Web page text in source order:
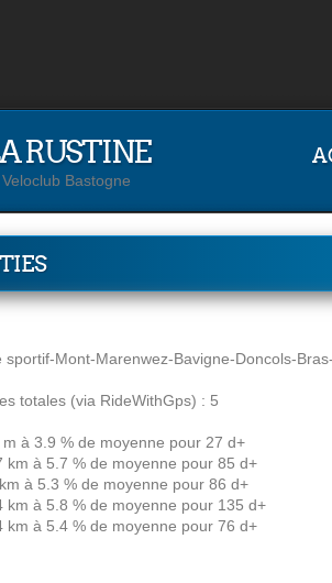
RUSTINE
Veloclub Bastogne
sportif-Mont-Marenwez-Bavigne-Doncols-
totales (via RideWithGps) : 5
m à 3.9 % de moyenne pour 27 d+
km à 5.7 % de moyenne pour 85 d+
à 5.3 % de moyenne pour 86 d+
km à 5.8 % de moyenne pour 135 d+
km à 5.4 % de moyenne pour 76 d+